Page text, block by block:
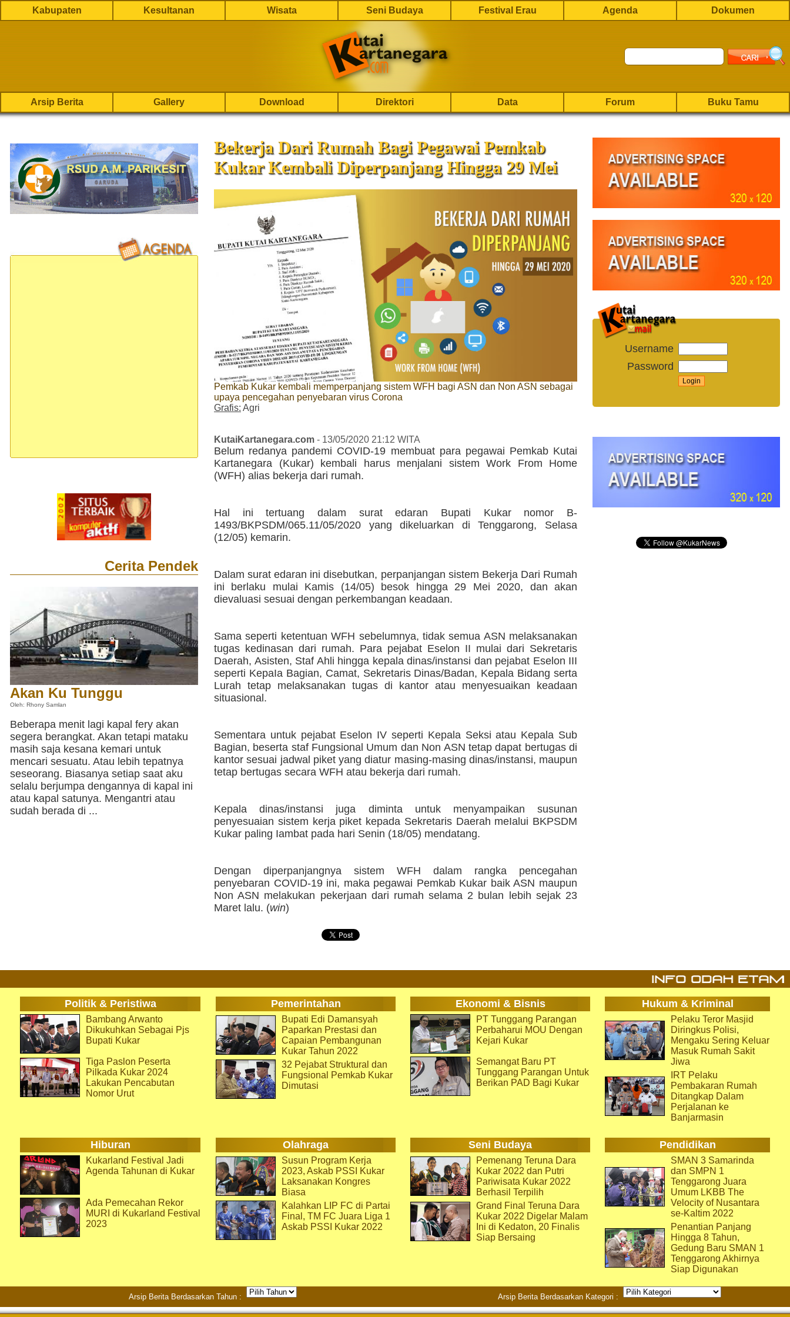
Kabupaten Kesultanan Wisata Seni Budaya Festival Erau Agenda Dokumen
Arsip Berita Gallery Download Direktori Data Forum Buku Tamu
Cerita Pendek
Akan Ku Tunggu
Oleh: Rhony Samlan
Beberapa menit lagi kapal fery akan
segera berangkat. Akan tetapi mataku
masih saja kesana kemari untuk
mencari sesuatu. Atau lebih tepatnya
seseorang. Biasanya setiap saat aku
selalu berjumpa dengannya di kapal ini
atau kapal satunya. Mengantri atau
sudah berada di ...
Bekerja Dari Rumah Bagi Pegawai Pemkab
Kukar Kembali Diperpanjang Hingga 29 Mei
Pemkab Kukar kembali memperpanjang sistem WFH bagi ASN dan Non ASN sebagai
upaya pencegahan penyebaran virus Corona
Grafis: Agri
KutaiKartanegara.com - 13/05/2020 21:12 WITA
Belum redanya pandemi COVID-19 membuat para pegawai Pemkab Kutai
Kartanegara (Kukar) kembali harus menjalani sistem Work From Home
(WFH) alias bekerja dari rumah.
Hal ini tertuang dalam surat edaran Bupati Kukar nomor B-
1493/BKPSDM/065.11/05/2020 yang dikeluarkan di Tenggarong, Selasa
(12/05) kemarin.
Dalam surat edaran ini disebutkan, perpanjangan sistem Bekerja Dari Rumah
ini berlaku mulai Kamis (14/05) besok hingga 29 Mei 2020, dan akan
dievaluasi sesuai dengan perkembangan keadaan.
Sama seperti ketentuan WFH sebelumnya, tidak semua ASN melaksanakan
tugas kedinasan dari rumah. Para pejabat Eselon II mulai dari Sekretaris
Daerah, Asisten, Staf Ahli hingga kepala dinas/instansi dan pejabat Eselon III
seperti KepaIa Bagian, Camat, Sekretaris Dinas/Badan, Kepala Bidang serta
Lurah tetap melaksanakan tugas di kantor atau menyesuaikan keadaan
situasional.
Sementara untuk pejabat Eselon IV seperti Kepala Seksi atau Kepala Sub
Bagian, beserta staf Fungsional Umum dan Non ASN tetap dapat bertugas di
kantor sesuai jadwal piket yang diatur masing-masing dinas/instansi, maupun
tetap bertugas secara WFH atau bekerja dari rumah.
Kepala dinas/instansi juga diminta untuk menyampaikan susunan
penyesuaian sistem kerja piket kepada Sekretaris Daerah meIalui BKPSDM
Kukar paling Iambat pada hari Senin (18/05) mendatang.
Dengan diperpanjangnya sistem WFH dalam rangka pencegahan
penyebaran COVID-19 ini, maka pegawai Pemkab Kukar baik ASN maupun
Non ASN melakukan pekerjaan dari rumah selama 2 bulan lebih sejak 23
Maret lalu. (win)
Username
Password
Politik & Peristiwa Pemerintahan Ekonomi & Bisnis Hukum & Kriminal
Bambang Arwanto
Dikukuhkan Sebagai Pjs
Bupati Kukar
Tiga Paslon Peserta
Pilkada Kukar 2024
Lakukan Pencabutan
Nomor Urut
Bupati Edi Damansyah
Paparkan Prestasi dan
Capaian Pembangunan
Kukar Tahun 2022
32 Pejabat Struktural dan
Fungsional Pemkab Kukar
Dimutasi
PT Tunggang Parangan
Perbaharui MOU Dengan
Kejari Kukar
Semangat Baru PT
Tunggang Parangan Untuk
Berikan PAD Bagi Kukar
Pelaku Teror Masjid
Diringkus Polisi,
Mengaku Sering Keluar
Masuk Rumah Sakit
Jiwa
IRT Pelaku
Pembakaran Rumah
Ditangkap Dalam
Perjalanan ke
Banjarmasin
Hiburan Olahraga Seni Budaya Pendidikan
Kukarland Festival Jadi
Agenda Tahunan di Kukar
Ada Pemecahan Rekor
MURI di Kukarland Festival
2023
Susun Program Kerja
2023, Askab PSSI Kukar
Laksanakan Kongres
Biasa
Kalahkan LIP FC di Partai
Final, TM FC Juara Liga 1
Askab PSSI Kukar 2022
Pemenang Teruna Dara
Kukar 2022 dan Putri
Pariwisata Kukar 2022
Berhasil Terpilih
Grand Final Teruna Dara
Kukar 2022 Digelar Malam
Ini di Kedaton, 20 Finalis
Siap Bersaing
SMAN 3 Samarinda
dan SMPN 1
Tenggarong Juara
Umum LKBB The
Velocity of Nusantara
se-Kaltim 2022
Penantian Panjang
Hingga 8 Tahun,
Gedung Baru SMAN 1
Tenggarong Akhirnya
Siap Digunakan
Arsip Berita Berdasarkan Tahun : Arsip Berita Berdasarkan Kategori :